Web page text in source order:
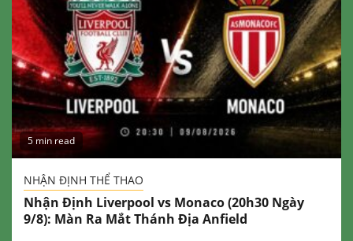
5 min read
NHẬN ĐỊNH THỂ THAO
Nhận Định Liverpool vs Monaco (20h30 Ngày
9/8): Màn Ra Mắt Thánh Địa Anfield